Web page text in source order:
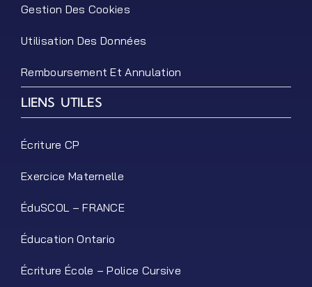
Gestion Des Cookies
Utilisation Des Données
Remboursement Et Annulation
LIENS UTILES
Écriture CP
Exercice Maternelle
ÉduSCOL – FRANCE
Éducation Ontario
Écriture École – Police Cursive